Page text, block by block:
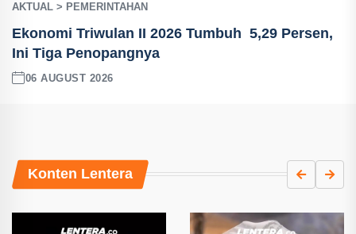
AKTUAL > PEMERINTAHAN
Ekonomi Triwulan II 2026 Tumbuh 5,29 Persen,
Ini Tiga Penopangnya
06 AUGUST 2026
Konten Lentera